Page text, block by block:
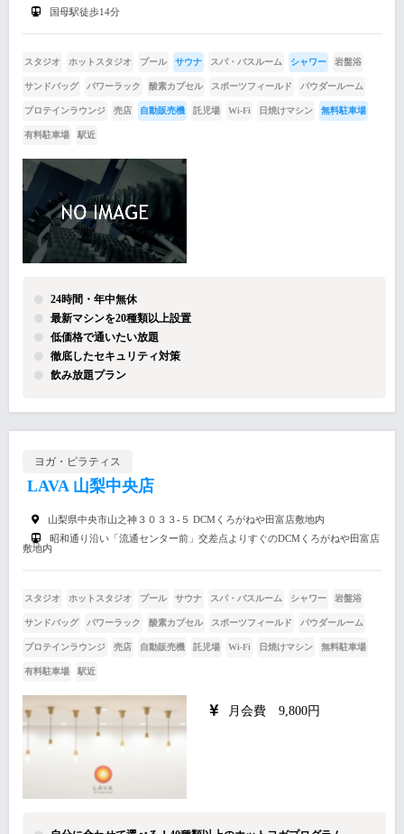
国母駅徒歩14分
スタジオ ホットスタジオ プール サウナ スパ・バスルーム シャワー 岩盤浴
サンドバッグ パワーラック 酸素カプセル スポーツフィールド パウダールーム
プロテインラウンジ 売店 自動販売機 託児場 Wi-Fi 日焼けマシン 無料駐車場
有料駐車場 駅近
24時間・年中無休
最新マシンを20種類以上設置
低価格で通いたい放題
徹底したセキュリティ対策
飲み放題プラン
ヨガ・ピラティス
LAVA 山梨中央店
山梨県中央市山之神３０３３‐５ DCMくろがねや田富店敷地内
昭和通り沿い「流通センター前」交差点よりすぐのDCMくろがねや田富店
敷地内
スタジオ ホットスタジオ プール サウナ スパ・バスルーム シャワー 岩盤浴
サンドバッグ パワーラック 酸素カプセル スポーツフィールド パウダールーム
プロテインラウンジ 売店 自動販売機 託児場 Wi-Fi 日焼けマシン 無料駐車場
有料駐車場 駅近
月会費 9,800円